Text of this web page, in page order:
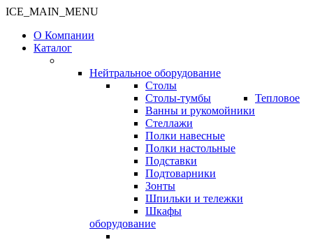
ICE_MAIN_MENU
О Компании
Каталог
Нейтральное оборудование
Столы
Столы-тумбы
Ванны и рукомойники
Стеллажи
Полки навесные
Полки настольные
Подставки
Подтоварники
Зонты
Шпильки и тележки
Шкафы
Тепловое
оборудование